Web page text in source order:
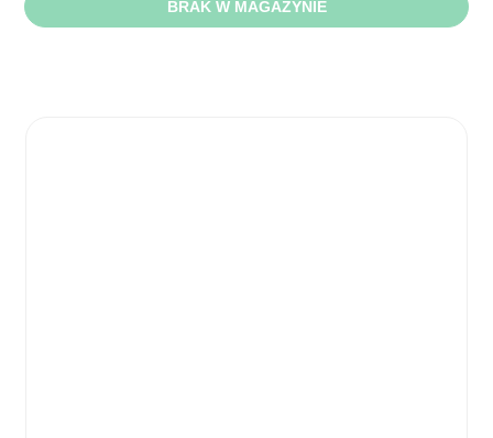
BRAK W MAGAZYNIE